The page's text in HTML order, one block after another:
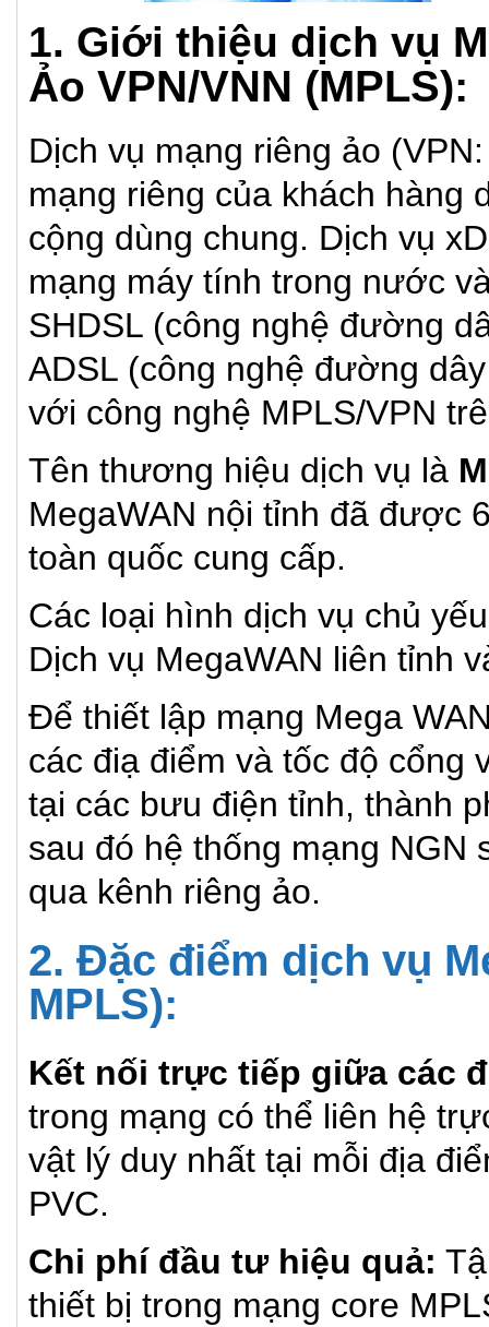
1. Giới thiệu dịch vụ
Ảo VPN/VNN (MPLS):
Dịch vụ mạng riêng ảo
mạng riêng của khách hàng
cộng dùng chung. Dịch vụ
mạng máy tính trong nước
SHDSL (công nghệ đường
ADSL (công nghệ đường
với công nghệ MPLS/VPN
Tên thương hiệu dịch vụ là
MegaWAN nội tỉnh đã được
toàn quốc cung cấp.
Các loại hình dịch vụ chủ
Dịch vụ MegaWAN liên tỉnh
Để thiết lập mạng Mega
các điạ điểm và tốc độ cổng
tại các bưu điện tỉnh, thành
sau đó hệ thống mạng NGN
qua kênh riêng ảo.
2. Đặc điểm dịch vụ
MPLS):
Kết nối trực tiếp giữa các
trong mạng có thể liên hệ
vật lý duy nhất tại mỗi địa
PVC.
Chi phí đầu tư hiệu quả:
thiết bị trong mạng core